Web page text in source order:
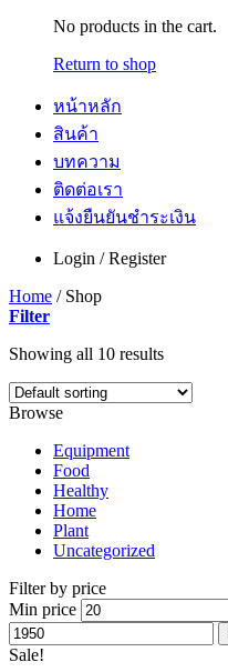
No products in the cart.
Return to shop
หน้าหลัก
สินค้า
บทความ
ติดต่อเรา
แจ้งยืนยันชำระเงิน
Login / Register
Home /Shop
Filter
Showing all 10 results
Browse
Equipment
Food
Healthy
Home
Plant
Uncategorized
Filter by price
Min price
Sale!